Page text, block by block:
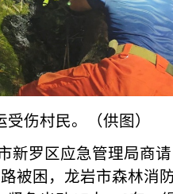
伤村民。（供图）
新罗区应急管理局商
被困，龙岩市森林消